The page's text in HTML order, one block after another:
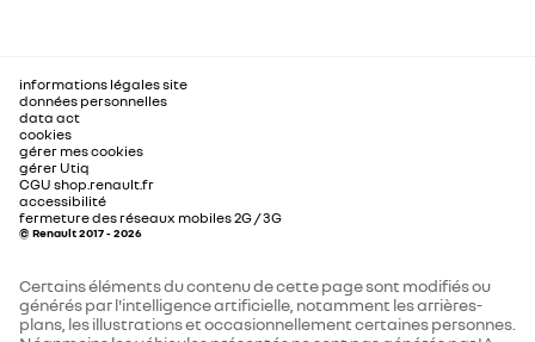
informations légales site
données personnelles
data act
cookies
gérer mes cookies
gérer Utiq
CGU shop.renault.fr
accessibilité
fermeture des réseaux mobiles 2G / 3G
© Renault 2017 - 2026
Certains éléments du contenu de cette page sont modifiés ou
générés par l'intelligence artificielle, notamment les arrières-
plans, les illustrations et occasionnellement certaines personnes.